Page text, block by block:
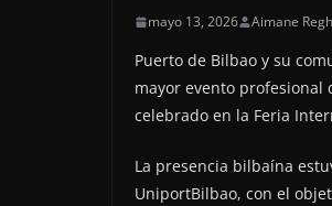
mayo 13, 2026 Aimane
Puerto de Bilbao y su
mayor evento profesional
celebrado en la Feria
La presencia bilbaína
UniportBilbao, con el